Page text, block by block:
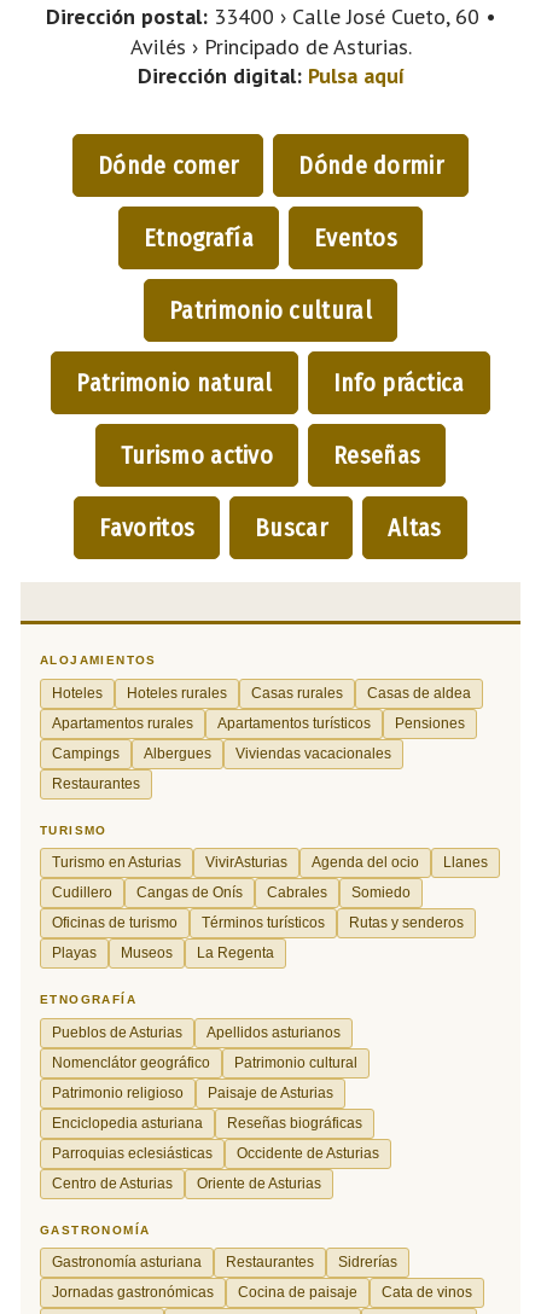
Dirección postal:33400 › Calle José Cueto, 60 •
Avilés › Principado de Asturias.
Dirección digital: Pulsa aquí
Dónde comer Dónde dormir
Etnografía Eventos
Patrimonio cultural
Patrimonio natural Info práctica
Turismo activo Reseñas
Favoritos Buscar Altas